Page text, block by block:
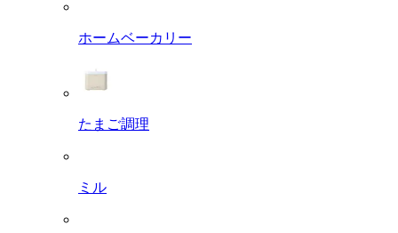
ホームベーカリー
たまご調理
ミル